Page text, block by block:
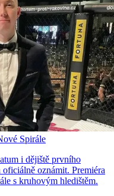
Spirále
i dějiště prvního
oficiálně oznámit. Premiéra
s kruhovým hledištěm.